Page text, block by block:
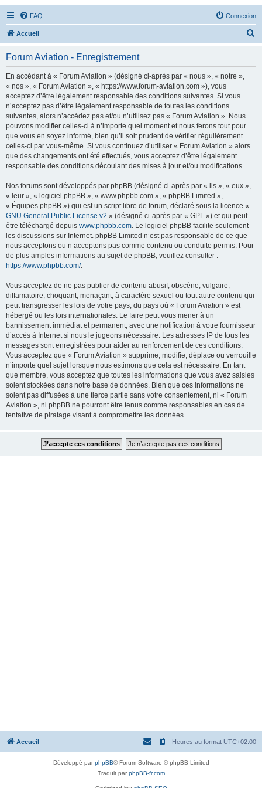
FAQ Connexion
Accueil
Forum Aviation - Enregistrement
En accédant à « Forum Aviation » (désigné ci-après par « nous », « notre »,
« nos », « Forum Aviation », « https://www.forum-aviation.com »), vous
acceptez d’être légalement responsable des conditions suivantes. Si vous
n’acceptez pas d’être légalement responsable de toutes les conditions
suivantes, alors n’accédez pas et/ou n’utilisez pas « Forum Aviation ». Nous
pouvons modifier celles-ci à n’importe quel moment et nous ferons tout pour
que vous en soyez informé, bien qu’il soit prudent de vérifier régulièrement
celles-ci par vous-même. Si vous continuez d’utiliser « Forum Aviation » alors
que des changements ont été effectués, vous acceptez d’être légalement
responsable des conditions découlant des mises à jour et/ou modifications.
Nos forums sont développés par phpBB (désigné ci-après par « ils », « eux »,
« leur », « logiciel phpBB », « www.phpbb.com », « phpBB Limited »,
« Équipes phpBB ») qui est un script libre de forum, déclaré sous la licence «
GNU General Public License v2 » (désigné ci-après par « GPL ») et qui peut
être téléchargé depuis www.phpbb.com. Le logiciel phpBB facilite seulement
les discussions sur Internet. phpBB Limited n’est pas responsable de ce que
nous acceptons ou n’acceptons pas comme contenu ou conduite permis. Pour
de plus amples informations au sujet de phpBB, veuillez consulter :
https://www.phpbb.com/.
Vous acceptez de ne pas publier de contenu abusif, obscène, vulgaire,
diffamatoire, choquant, menaçant, à caractère sexuel ou tout autre contenu qui
peut transgresser les lois de votre pays, du pays où « Forum Aviation » est
hébergé ou les lois internationales. Le faire peut vous mener à un
bannissement immédiat et permanent, avec une notification à votre fournisseur
d’accès à Internet si nous le jugeons nécessaire. Les adresses IP de tous les
messages sont enregistrées pour aider au renforcement de ces conditions.
Vous acceptez que « Forum Aviation » supprime, modifie, déplace ou verrouille
n’importe quel sujet lorsque nous estimons que cela est nécessaire. En tant
que membre, vous acceptez que toutes les informations que vous avez saisies
soient stockées dans notre base de données. Bien que ces informations ne
soient pas diffusées à une tierce partie sans votre consentement, ni « Forum
Aviation », ni phpBB ne pourront être tenus comme responsables en cas de
tentative de piratage visant à compromettre les données.
Accueil Heures au format UTC+02:00
Développé parphpBB® Forum Software © phpBB Limited
Traduit parphpBB-fr.com